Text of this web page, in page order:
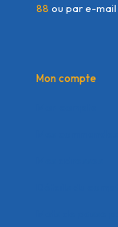
88 ou par e-mail
Mon compte